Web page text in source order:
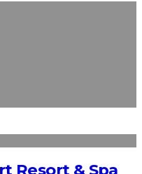
Resort & Spa